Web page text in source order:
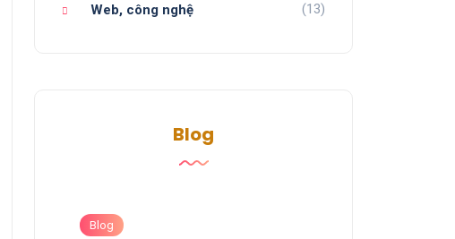
Web, công nghệ (13)
Blog
Blog